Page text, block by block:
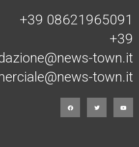
+39 08621965091
+39
town.it
town.it